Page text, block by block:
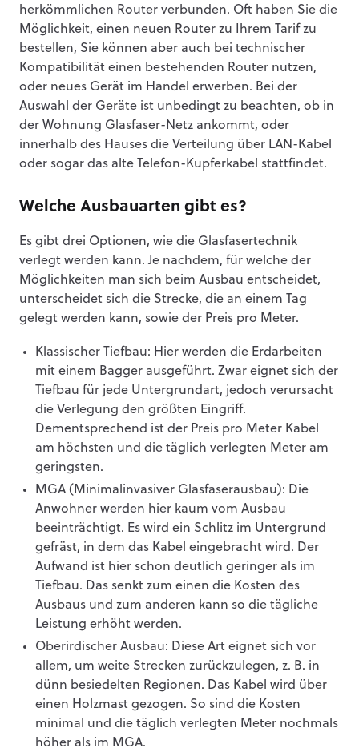
herkömmlichen Router verbunden. Oft haben Sie die
Möglichkeit, einen neuen Router zu Ihrem Tarif zu
bestellen, Sie können aber auch bei technischer
Kompatibilität einen bestehenden Router nutzen,
oder neues Gerät im Handel erwerben. Bei der
Auswahl der Geräte ist unbedingt zu beachten, ob in
der Wohnung Glasfaser-Netz ankommt, oder
innerhalb des Hauses die Verteilung über LAN-Kabel
oder sogar das alte Telefon-Kupferkabel stattfindet.
Welche Ausbauarten gibt es?
Es gibt drei Optionen, wie die Glasfasertechnik
verlegt werden kann. Je nachdem, für welche der
Möglichkeiten man sich beim Ausbau entscheidet,
unterscheidet sich die Strecke, die an einem Tag
gelegt werden kann, sowie der Preis pro Meter.
Klassischer Tiefbau: Hier werden die Erdarbeiten
mit einem Bagger ausgeführt. Zwar eignet sich der
Tiefbau für jede Untergrundart, jedoch verursacht
die Verlegung den größten Eingriff.
Dementsprechend ist der Preis pro Meter Kabel
am höchsten und die täglich verlegten Meter am
geringsten.
MGA (Minimalinvasiver Glasfaserausbau): Die
Anwohner werden hier kaum vom Ausbau
beeinträchtigt. Es wird ein Schlitz im Untergrund
gefräst, in dem das Kabel eingebracht wird. Der
Aufwand ist hier schon deutlich geringer als im
Tiefbau. Das senkt zum einen die Kosten des
Ausbaus und zum anderen kann so die tägliche
Leistung erhöht werden.
Oberirdischer Ausbau: Diese Art eignet sich vor
allem, um weite Strecken zurückzulegen, z. B. in
dünn besiedelten Regionen. Das Kabel wird über
einen Holzmast gezogen. So sind die Kosten
minimal und die täglich verlegten Meter nochmals
höher als im MGA.